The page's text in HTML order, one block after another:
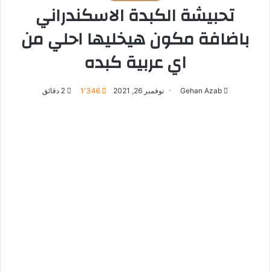
تحبيشة الكبدة الاسكندراني
باضافة مكون هيخليها احلي من
اي عربية كبده
Gehan Azab نوفمبر 26, 2021 1٬346